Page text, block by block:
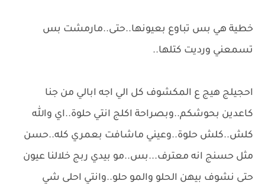
خطية هي بس تباوع بعيونها..حتى..مارمشت بس
تسمعني ورديت كتلها..
احجيلج هيج ع المكشوف كل الي اجه ابالي من جنا
كاعدين بحوشكم..وبصراحة اكلج انتي حلوة..اي والله
كلش..كلش حلوة..وعيني ماشافت بعمري كله..حسن
مثل حسنج انه معترف...بس..مو بيدي ربج خلالنا عيون
حتى نشوف بيهن الحلو والمو حلو..وانتي احلى شي